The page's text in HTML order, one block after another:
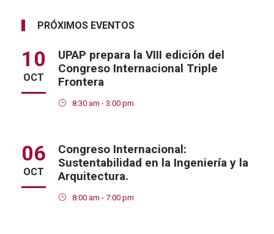
PRÓXIMOS EVENTOS
10
OCT
UPAP prepara la VIII edición del
Congreso Internacional Triple
Frontera
8:30 am - 3:00 pm
06
OCT
Congreso Internacional:
Sustentabilidad en la Ingeniería y la
Arquitectura.
8:00 am - 7:00 pm